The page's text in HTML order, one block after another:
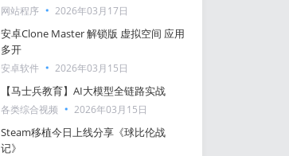
网站程序 2026年03月17日
安卓Clone Master 解锁版 虚拟空间 应用
多开
安卓软件 2026年03月15日
【马士兵教育】AI大模型全链路实战
各类综合视频 2026年03月15日
Steam移植今日上线分享《球比伦战
记》